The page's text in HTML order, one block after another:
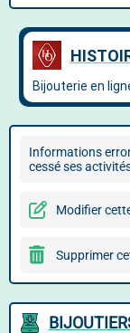
Informations
cessé ses
Modifier
Supprimer